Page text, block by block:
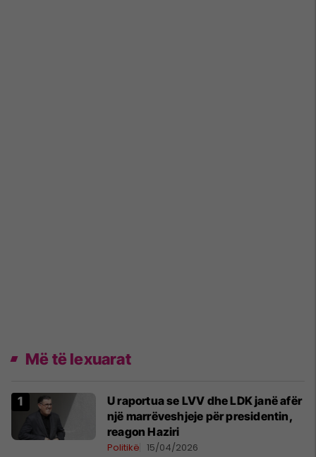
Më të lexuarat
U raportua se LVV dhe LDK janë afër
një marrëveshjeje për presidentin,
reagon Haziri
Politikë 15/04/2026